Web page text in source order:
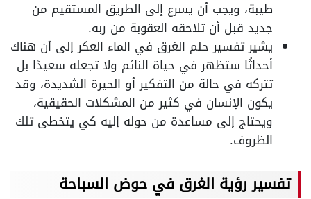
طيبة، ويجب أن يسرع إلى الطريق المستقيم من
جديد قبل أن تلاحقه العقوبة من ربه.
يشير تفسير حلم الغرق في الماء العكر إلى أن هناك
أحداثًا ستظهر في حياة النائم ولا تجعله سعيدًا بل
تتركه في حالة من التفكير أو الحيرة الشديدة، وقد
يكون الإنسان في كثير من المشكلات الحقيقية،
ويحتاج إلى مساعدة من حوله إليه كي يتخطى تلك
الظروف.
تفسير رؤية الغرق في حوض السباحة